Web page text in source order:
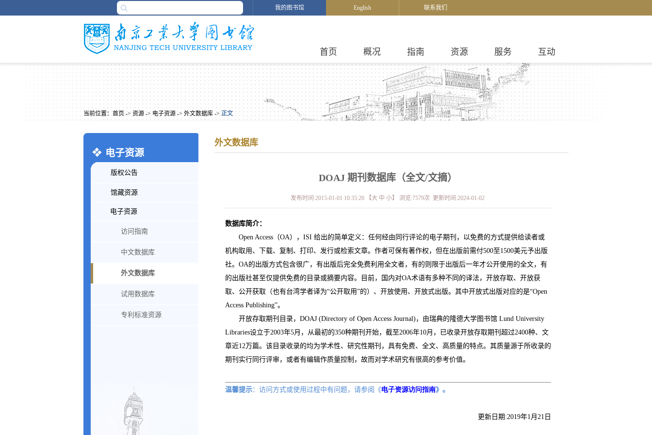
我的图书馆 English 联系我们
首页 概况 指南 资源 服务 互动
当前位置： 首页 -> 资源 -> 电子资源 -> 外文数据库 -> 正文
外文数据库
DOAJ 期刊数据库（全文/文摘）
发布时间:2015-01-01 10:35:20 【大 中 小】 浏览:7579次 更新时间:2024-01-02
数据库简介：
Open Access（OA）， ISI 给出的简单定义：任何经由同行评论的电子期刊，以免费的方式提供给读者或
机构取用、下载、复制、打印、发行或检索文章。作者可保有著作权，但在出版前需付500至1500美元予出版
社。 OA的出版方式包含很广，有出版后完全免费利用全文者，有的则限于出版后一年才公开使用的全文，有
的出版社甚至仅提供免费的目录或摘要内容。目前，国内对OA术语有多种不同的译法，开放存取、开放获
取、公开获取（也有台湾学者译为“公开取用”的）、开放使用、开放式出版。其中开放式出版对应的是“Open
Access Publishing”。
开放存取期刊目录， DOAJ (Directory of Open Access Journal) ，由瑞典的隆德大学图书馆Lund University
Libraries设立于2003年5月，从最初的350种期刊开始，截至2006年10月，已收录开放存取期刊超过2400种、文
章近12万篇。该目录收录的均为学术性、研究性期刊，具有免费、全文、高质量的特点。其质量源于所收录的
期刊实行同行评审，或者有编辑作质量控制，故而对学术研究有很高的参考价值。
温馨提示：访问方式或使用过程中有问题，请参阅《电子资源访问指南》。
更新日期 :2019年1月 21 日
电子资源
版权公告
馆藏资源
电子资源
访问指南
中文数据库
外文数据库
试用数据库
专利标准资源